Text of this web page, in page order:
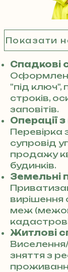
Показати
Спадкові
"під ключ",
строків,
заповітів.
Операції
Перевірка
супровід
продажу
будинків.
Земельні
вирішення
меж
Житлові
зняття з